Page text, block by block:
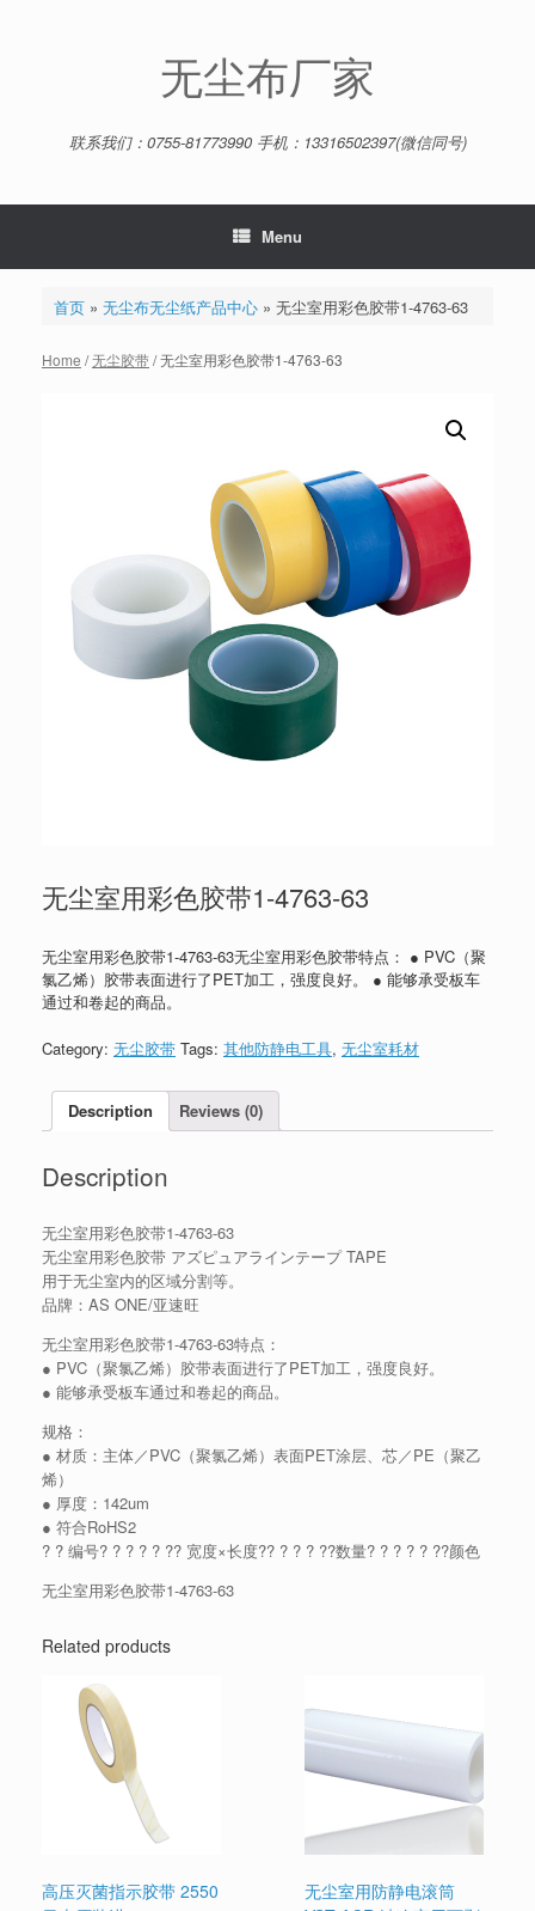
无尘布厂家
联系我们：0755-81773990 手机：13316502397(微信同号)
Menu
首页» 无尘布无尘纸产品中心» 无尘室用彩色胶带1-4763-63
Home /无尘胶带/ 无尘室用彩色胶带1-4763-63
无尘室用彩色胶带1-4763-63
无尘室用彩色胶带1-4763-63无尘室用彩色胶带特点： ● PVC（聚
氯乙烯）胶带表面进行了PET加工，强度良好。 ● 能够承受板车
通过和卷起的商品。
Category: 无尘胶带 Tags: 其他防静电工具, 无尘室耗材
Description Reviews (0)
Description
无尘室用彩色胶带1-4763-63
无尘室用彩色胶带 アズピュアラインテープ TAPE
用于无尘室内的区域分割等。
品牌：AS ONE/亚速旺
无尘室用彩色胶带1-4763-63特点：
● PVC（聚氯乙烯）胶带表面进行了PET加工，强度良好。
● 能够承受板车通过和卷起的商品。
规格：
● 材质：主体／PVC（聚氯乙烯）表面PET涂层、芯／PE（聚乙
烯）
● 厚度：142um
● 符合RoHS2
? ? 编号? ? ? ? ? ?? 宽度×长度?? ? ? ? ??数量? ? ? ? ? ??颜色
无尘室用彩色胶带1-4763-63
Related products
高压灭菌指示胶带 2550
无尘室用防静电滚筒